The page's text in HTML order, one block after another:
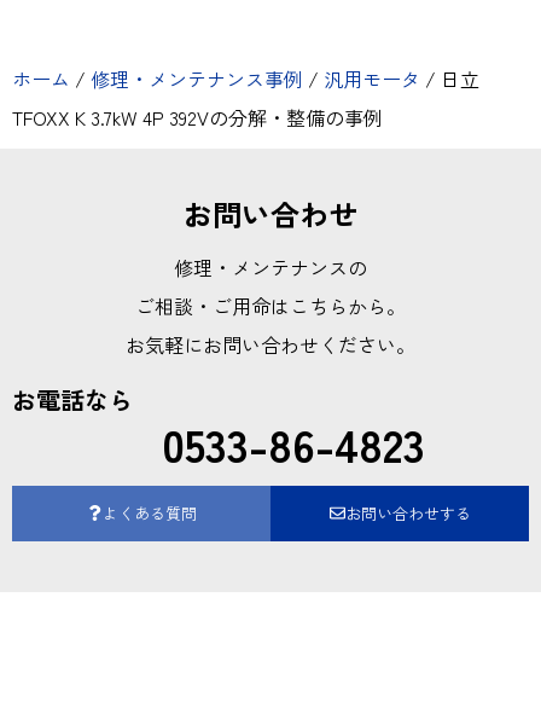
ホーム / 修理・メンテナンス事例 / 汎用モータ / 日立
TFOXX K 3.7kW 4P 392Vの分解・整備の事例
お問い合わせ
修理・メンテナンスの
ご相談・ご用命はこちらから。
お気軽にお問い合わせください。
お電話なら
0533-86-4823
よくある質問 お問い合わせする